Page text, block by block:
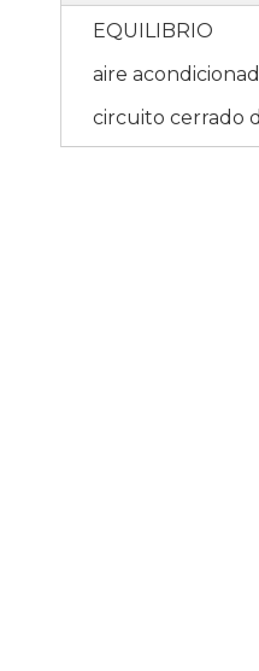
EQUILIBRIO
aire
circuito cerrado